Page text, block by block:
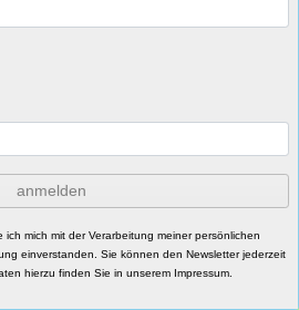
anmelden
mich mit der Verarbeitung meiner persönlichen
einverstanden. Sie können den Newsletter jederzeit
hierzu finden Sie in unserem Impressum.